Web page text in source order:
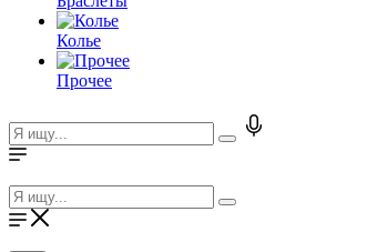
Колье
Прочее